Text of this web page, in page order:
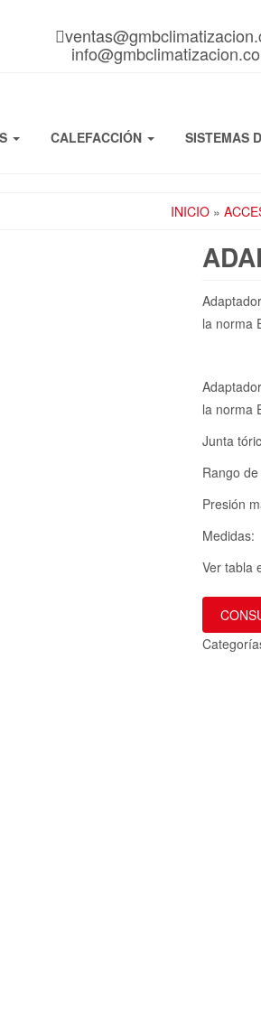
CALEFACCIÓN SISTEMAS
INICIO »
la norma
la norma
Junta
Rango
Presión
Medidas:
Ver tabla